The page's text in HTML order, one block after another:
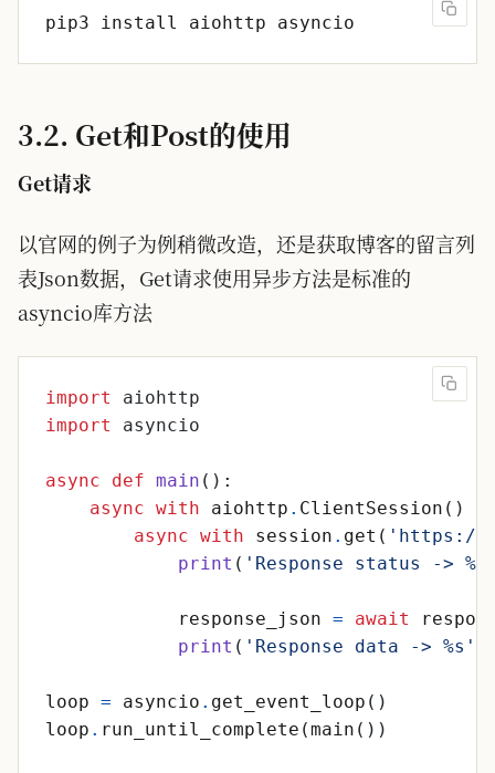
3.2. Get和Post的使用
Get请求
以官网的例子为例稍微改造，还是获取博客的留言列
表Json数据，Get请求使用异步方法是标准的
asyncio库方法
import
aiohttp
import
asyncio
async def main ( ) :
async with aiohttp . ClientSession ( )
async with session . get ( ' https://
print ( ' Response status -> %d
response_json = await
print ( ' Response data -> %s '
loop = asyncio . get_event_loop ( )
loop . run_until_complete (main ( ) )